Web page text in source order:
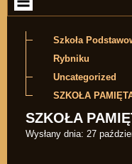
Szkoła
Rybniku
Uncategorized
SZKOŁA
SZKOŁA
Wysłany dnia: 27